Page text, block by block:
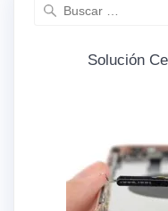
Solución